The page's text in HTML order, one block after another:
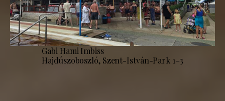
Gabi Hami Imbiss
Hajdúszoboszló, Szent-István-Park 1–3